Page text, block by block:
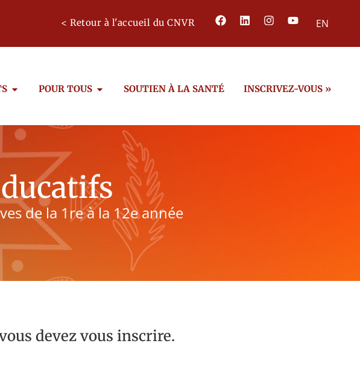
EN
< Retour à l'accueil du CNVR
POUR TOUS SOUTIEN À LA SANTÉ INSCRIVEZ-VOUS »
de la 1re à la 12e année
devez vous inscrire.